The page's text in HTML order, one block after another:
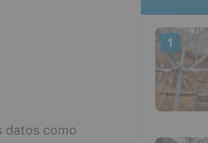
datos como
1